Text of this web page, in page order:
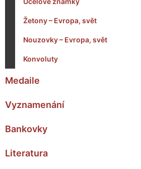
Žetony – Evropa, svět
Nouzovky – Evropa, svět
Konvoluty
Medaile
Vyznamenání
Bankovky
Literatura